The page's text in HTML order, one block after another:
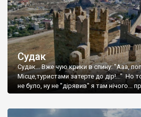
Судак
Судак... Вже чую крики в спину: "Ааа,
Місце,туристами затерте до дір!..." Но
не було, ну не "дірявив" я там нічого...